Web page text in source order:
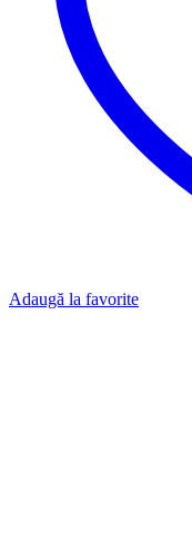
Adaugă la favorite